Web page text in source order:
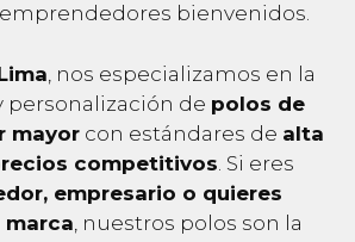
emprendedores bienvenidos.
, nos especializamos en la
personalización de polos de
mayor con estándares de alta
competitivos . Si eres
empresario o quieres
, nuestros polos son la